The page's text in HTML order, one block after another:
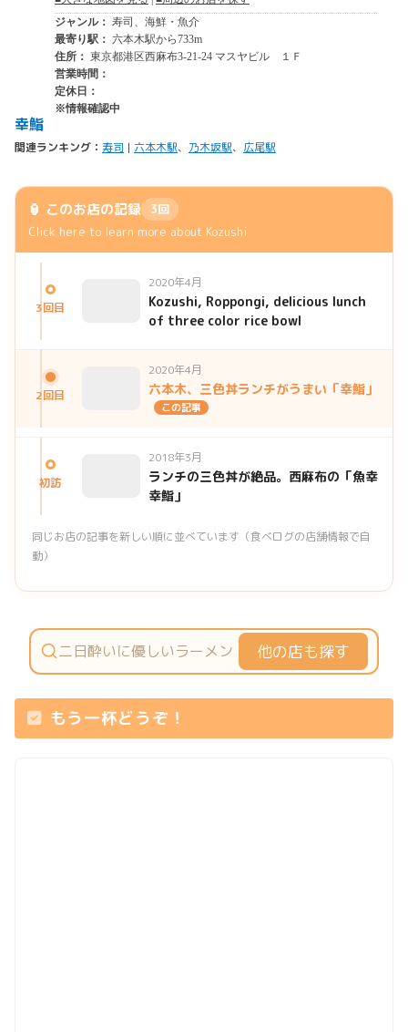
幸鮨
関連ランキング： 寿司 | 六本木駅、 乃木坂駅、 広尾駅
🏮 このお店の記録
3回
Click here to learn more about Kozushi
3回目
2020年4月
Kozushi, Roppongi, delicious lunch
of three color rice bowl
2回目
2020年4月
六本木、三色丼ランチがうまい「幸鮨」
この記事
初訪
2018年3月
ランチの三色丼が絶品。西麻布の「魚幸
幸鮨」
同じお店の記事を新しい順に並べています（食べログの店舗情報で自
動）
他の店も探す
もう一杯どうぞ！